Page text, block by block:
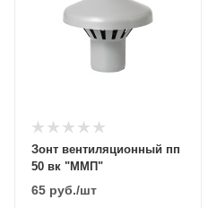
Зонт вентиляционный пп
50 вк "ММП"
65 руб./шт